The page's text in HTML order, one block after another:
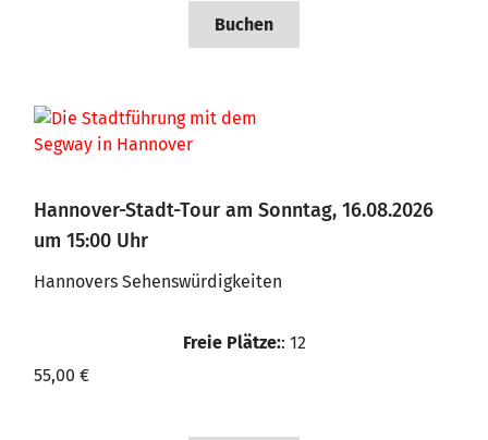
Buchen
Hannover-Stadt-Tour am Sonntag, 16.08.2026
um 15:00 Uhr
Hannovers Sehenswürdigkeiten
Freie Plätze:: 12
55,00 €